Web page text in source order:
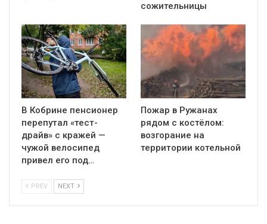
сожительницы
В Кобрине пенсионер
перепутал «тест-
драйв» с кражей —
чужой велосипед
привел его под…
Пожар в Ружанах
рядом с костёлом:
возгорание на
территории котельной
PREV NEXT